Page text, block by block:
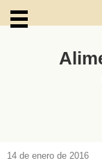
14 de enero de 2016